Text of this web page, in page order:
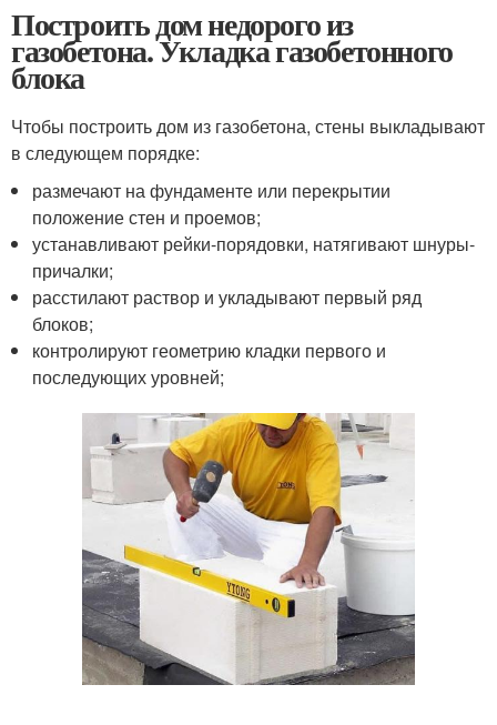
Построить дом недорого из
газобетона. Укладка газобетонного
блока
Чтобы построить дом из газобетона, стены выкладывают
в следующем порядке:
размечают на фундаменте или перекрытии
положение стен и проемов;
устанавливают рейки-порядовки, натягивают шнуры-
причалки;
расстилают раствор и укладывают первый ряд
блоков;
контролируют геометрию кладки первого и
последующих уровней;